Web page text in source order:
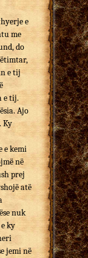
e
me
do
e tij
e tij.
Ajo
Ky
e kemi
në
prej
atë
nuk
ky
jemi në